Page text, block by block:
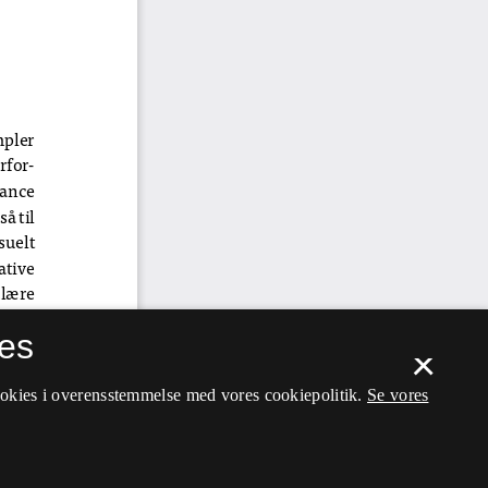
×
i overensstemmelse med vores cookiepolitik. Se vores